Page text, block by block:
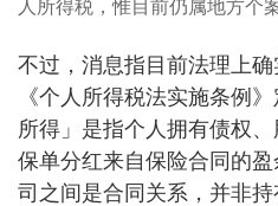
人所得税，惟目前仍属地方个
不过，消息指目前法理上
《个人所得税法实施条例
所得」是指个人拥有债权
保单分红来自保险合同的
司之间是合同关系，并非